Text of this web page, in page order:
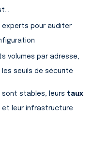
experts pour auditer
volumes par adresse,
seuils de sécurité
sont stables, leurs taux
et leur infrastructure